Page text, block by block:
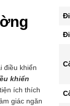
điều khiển
khiển
ích thích
giác ngăn